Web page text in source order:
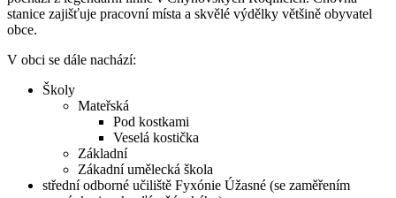
stanice zajišťuje pracovní místa a skvělé výdělky většině obyvatel
obce.
V obci se dále nachází:
Školy
Mateřská
Pod kostkami
Veselá kostička
Základní
Zákadní umělecká škola
střední odborné učiliště Fyxónie Úžasné (se zaměřením